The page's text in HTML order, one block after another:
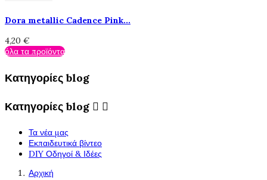
Dora metallic Cadence Pink...
4,20 €
όλα τα προϊόντα
Κατηγορίες blog
Κατηγορίες blog  
Τα νέα μας
Εκπαιδευτικά βίντεο
DIY Οδηγοί & Ιδέες
Αρχική